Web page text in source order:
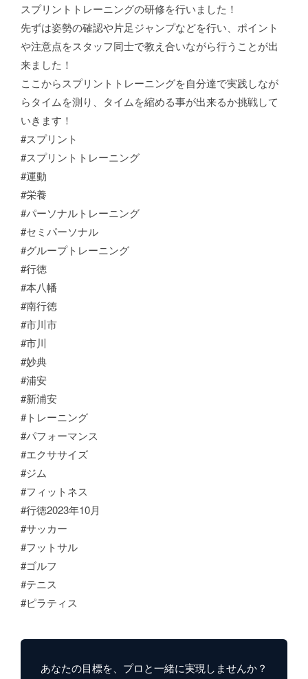
スプリントトレーニングの研修を行いました！
先ずは姿勢の確認や片足ジャンプなどを行い、ポイント
や注意点をスタッフ同士で教え合いながら行うことが出
来ました！
ここからスプリントトレーニングを自分達で実践しなが
らタイムを測り、タイムを縮める事が出来るか挑戦して
いきます！
#スプリント
#スプリントトレーニング
#運動
#栄養
#パーソナルトレーニング
#セミパーソナル
#グループトレーニング
#行徳
#本八幡
#南行徳
#市川市
#市川
#妙典
#浦安
#新浦安
#トレーニング
#パフォーマンス
#エクササイズ
#ジム
#フィットネス
#行徳2023年10月
#サッカー
#フットサル
#ゴルフ
#テニス
#ピラティス
あなたの目標を、プロと一緒に実現しませんか？